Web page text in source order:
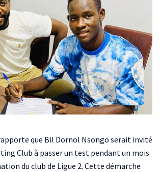
que Bil Dornol Nsongo serait invité
Club à passer un test pendant un mois
du club de Ligue 2. Cette démarche